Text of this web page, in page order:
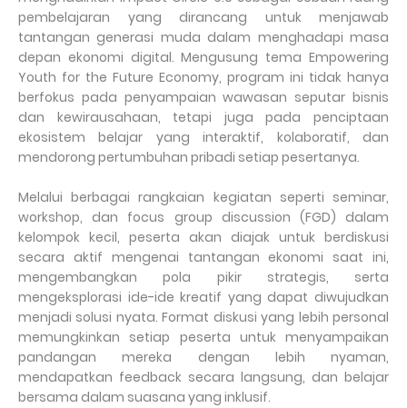
pembelajaran yang dirancang untuk menjawab
tantangan generasi muda dalam menghadapi masa
depan ekonomi digital. Mengusung tema Empowering
Youth for the Future Economy, program ini tidak hanya
berfokus pada penyampaian wawasan seputar bisnis
dan kewirausahaan, tetapi juga pada penciptaan
ekosistem belajar yang interaktif, kolaboratif, dan
mendorong pertumbuhan pribadi setiap pesertanya.
Melalui berbagai rangkaian kegiatan seperti seminar,
workshop, dan focus group discussion (FGD) dalam
kelompok kecil, peserta akan diajak untuk berdiskusi
secara aktif mengenai tantangan ekonomi saat ini,
mengembangkan pola pikir strategis, serta
mengeksplorasi ide-ide kreatif yang dapat diwujudkan
menjadi solusi nyata. Format diskusi yang lebih personal
memungkinkan setiap peserta untuk menyampaikan
pandangan mereka dengan lebih nyaman,
mendapatkan feedback secara langsung, dan belajar
bersama dalam suasana yang inklusif.